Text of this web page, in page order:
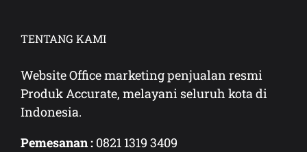
TENTANG KAMI
Website Office marketing penjualan resmi
Produk Accurate, melayani seluruh kota di
Indonesia.
Pemesanan : 0821 1319 3409